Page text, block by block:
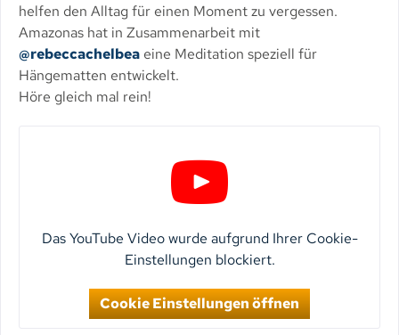
helfen den Alltag für einen Moment zu vergessen.
Amazonas hat in Zusammenarbeit mit
@rebeccachelbea eine Meditation speziell für
Hängematten entwickelt.
Höre gleich mal rein!
Das YouTube Video wurde aufgrund Ihrer Cookie-
Einstellungen blockiert.
Cookie Einstellungen öffnen